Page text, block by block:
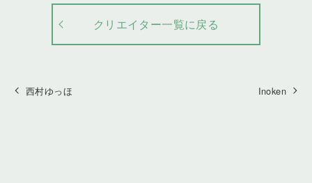
クリエイター一覧に戻る
西村ゆっほ Inoken